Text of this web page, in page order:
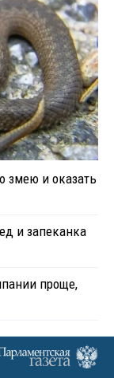
змею и оказать
и запеканка
проще,